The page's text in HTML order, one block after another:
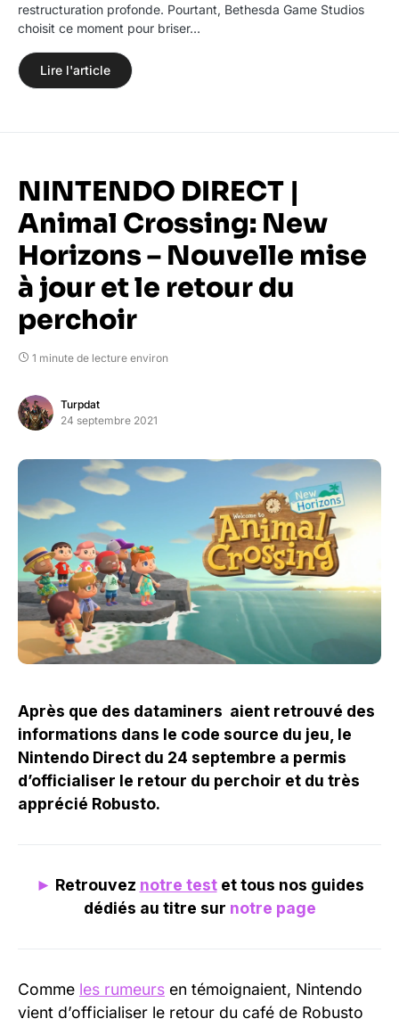
restructuration profonde. Pourtant, Bethesda Game Studios
choisit ce moment pour briser…
Lire l'article
NINTENDO DIRECT |
Animal Crossing: New
Horizons – Nouvelle mise
à jour et le retour du
perchoir
1 minute de lecture environ
Turpdat
24 septembre 2021
Après que des dataminers aient retrouvé des
informations dans le code source du jeu, le
Nintendo Direct du 24 septembre a permis
d’officialiser le retour du perchoir et du très
apprécié Robusto.
► Retrouvez notre testet tous nos guides
dédiés au titre sur notre page
Comme les rumeurs en témoignaient, Nintendo
vient d’officialiser le retour du café de Robusto